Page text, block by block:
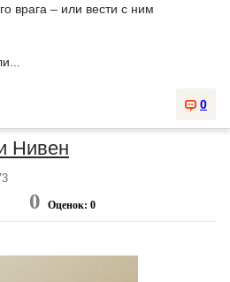
врага – или вести с ним
0
Нивен
0 Оценок: 0